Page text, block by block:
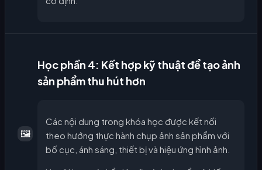
🖼️
Học phần 4: Kết hợp kỹ thuật để tạo ảnh
sản phẩm thu hút hơn
Các nội dung trong khóa học được kết nối
theo hướng thực hành chụp ảnh sản phẩm với
bố cục, ánh sáng, thiết bị và hiệu ứng hình ảnh.